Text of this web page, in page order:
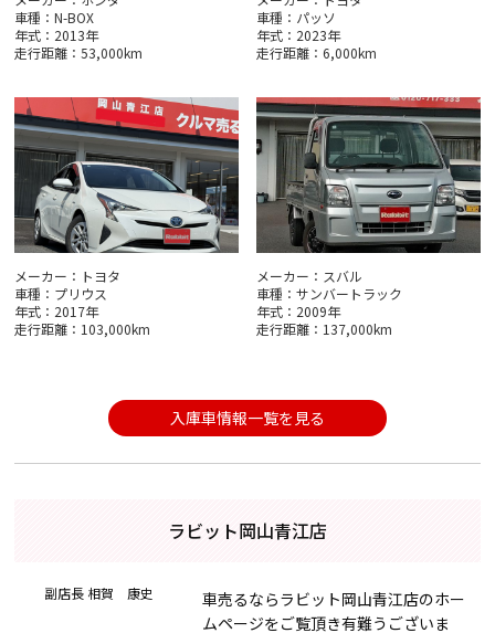
車種：N-BOX
年式：2013年
走行距離：53,000km
車種：パッソ
年式：2023年
走行距離：6,000km
メーカー：トヨタ
車種：プリウス
年式：2017年
走行距離：103,000km
メーカー：スバル
車種：サンバートラック
年式：2009年
走行距離：137,000km
入庫車情報一覧を見る
ラビット岡山青江店
副店長 相賀 康史
車売るならラビット岡山青江店のホー
ムページをご覧頂き有難うございま